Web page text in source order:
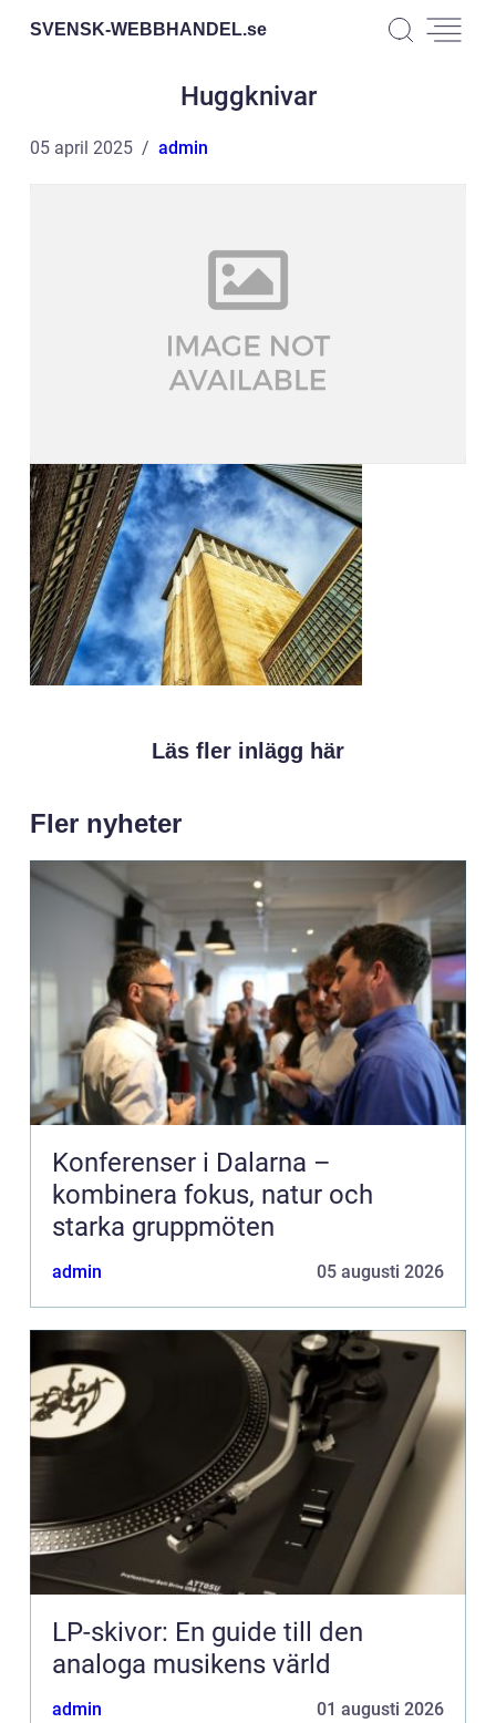
SVENSK-WEBBHANDEL.se
Huggknivar
05 april 2025 admin
Läs fler inlägg här
Fler nyheter
Konferenser i Dalarna –
kombinera fokus, natur och
starka gruppmöten
admin 05 augusti 2026
LP-skivor: En guide till den
analoga musikens värld
admin 01 augusti 2026